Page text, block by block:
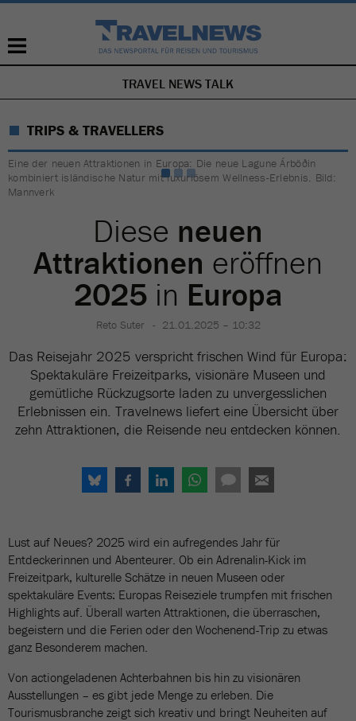
NAVIGATION
ÜBERSPRINGEN
TRAVEL NEWS TALK
TRIPS & TRAVELLERS
Eine der neuen Attraktionen in Europa: Die neue Lagune Árböðin
kombiniert isländische Natur mit luxuriösem Wellness-Erlebnis. Bild:
Mannverk
Diese neuen
Attraktionen eröffnen
2025in Europa
Reto Suter 21.01.2025 – 10:32
Das Reisejahr 2025 verspricht frischen Wind für Europa:
Spektakuläre Freizeitparks, visionäre Museen und
gemütliche Rückzugsorte laden zu unvergesslichen
Erlebnissen ein. Travelnews liefert eine Übersicht über
zehn Attraktionen, die Reisende neu entdecken können.
Lust auf Neues? 2025 wird ein aufregendes Jahr für
Entdeckerinnen und Abenteurer. Ob ein Adrenalin-Kick im
Freizeitpark, kulturelle Schätze in neuen Museen oder
spektakuläre Events: Europas Reiseziele trumpfen mit frischen
Highlights auf. Überall warten Attraktionen, die überraschen,
begeistern und die Ferien oder den Wochenend-Trip zu etwas
ganz Besonderem machen.
Von actiongeladenen Achterbahnen bis hin zu visionären
Ausstellungen – es gibt jede Menge zu erleben. Die
Tourismusbranche zeigt sich kreativ und bringt Neuheiten auf